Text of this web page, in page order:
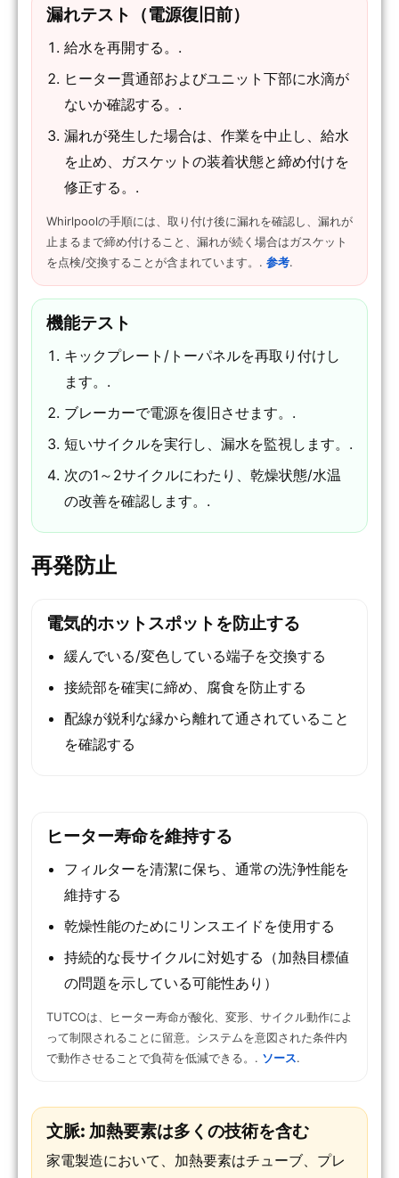
漏れテスト（電源復旧前）
給水を再開する。.
ヒーター貫通部およびユニット下部に水滴が
ないか確認する。.
漏れが発生した場合は、作業を中止し、給水
を止め、ガスケットの装着状態と締め付けを
修正する。.
Whirlpoolの手順には、取り付け後に漏れを確認し、漏れが
止まるまで締め付けること、漏れが続く場合はガスケット
を点検/交換することが含まれています。. 参考.
機能テスト
キックプレート/トーパネルを再取り付けし
ます。.
ブレーカーで電源を復旧させます。.
短いサイクルを実行し、漏水を監視します。.
次の1～2サイクルにわたり、乾燥状態/水温
の改善を確認します。.
再発防止
電気的ホットスポットを防止する
緩んでいる/変色している端子を交換する
接続部を確実に締め、腐食を防止する
配線が鋭利な縁から離れて通されていること
を確認する
ヒーター寿命を維持する
フィルターを清潔に保ち、通常の洗浄性能を
維持する
乾燥性能のためにリンスエイドを使用する
持続的な長サイクルに対処する（加熱目標値
の問題を示している可能性あり）
TUTCOは、ヒーター寿命が酸化、変形、サイクル動作によ
って制限されることに留意。システムを意図された条件内
で動作させることで負荷を低減できる。. ソース.
文脈: 加熱要素は多くの技術を含む
家電製造において、加熱要素はチューブ、プレ